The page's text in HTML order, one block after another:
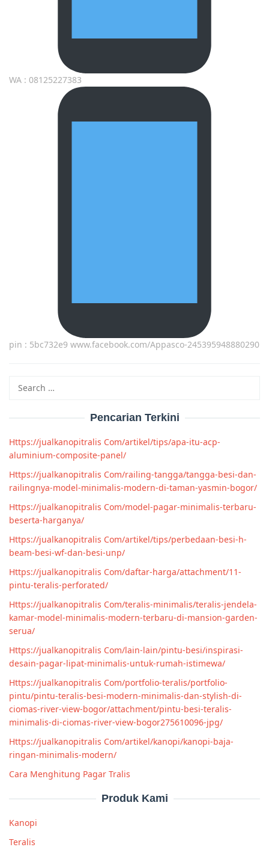
WA : 08125227383
pin : 5bc732e9 www.facebook.com/Appasco-245395948880290
for:
Pencarian Terkini
Https://jualkanopitralis Com/artikel/tips/apa-itu-acp-
aluminium-composite-panel/
Https://jualkanopitralis Com/railing-tangga/tangga-besi-dan-
railingnya-model-minimalis-modern-di-taman-yasmin-bogor/
Https://jualkanopitralis Com/model-pagar-minimalis-terbaru-
beserta-harganya/
Https://jualkanopitralis Com/artikel/tips/perbedaan-besi-h-
beam-besi-wf-dan-besi-unp/
Https://jualkanopitralis Com/daftar-harga/attachment/11-
pintu-teralis-perforated/
Https://jualkanopitralis Com/teralis-minimalis/teralis-jendela-
kamar-model-minimalis-modern-terbaru-di-mansion-garden-
serua/
Https://jualkanopitralis Com/lain-lain/pintu-besi/inspirasi-
desain-pagar-lipat-minimalis-untuk-rumah-istimewa/
Https://jualkanopitralis Com/portfolio-teralis/portfolio-
pintu/pintu-teralis-besi-modern-minimalis-dan-stylish-di-
ciomas-river-view-bogor/attachment/pintu-besi-teralis-
minimalis-di-ciomas-river-view-bogor275610096-jpg/
Https://jualkanopitralis Com/artikel/kanopi/kanopi-baja-
ringan-minimalis-modern/
Cara Menghitung Pagar Tralis
Produk Kami
Kanopi
Teralis